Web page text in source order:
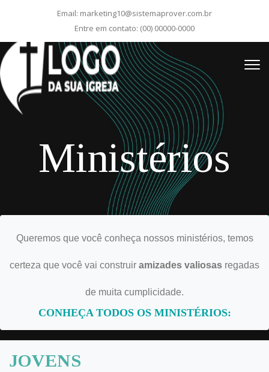
Email: marketing10@sistemaprover.com.br
Entre em contato: (00) 00000-0000
Ministérios
Queremos que você conheça nossos ministérios, temos
certeza que você vai construir amizades valiosas regadas
de muita cumplicidade.
CONHEÇA TODOS OS MINISTÉRIOS:
JOVENS